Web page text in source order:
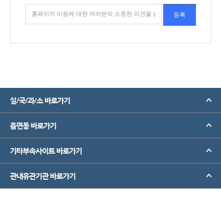
실/국/과/소 바로가기
읍면동 바로가기
기타부속사이트 바로가기
관내유관기관 바로가기